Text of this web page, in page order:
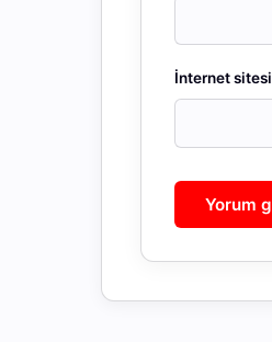
İnternet sitesi